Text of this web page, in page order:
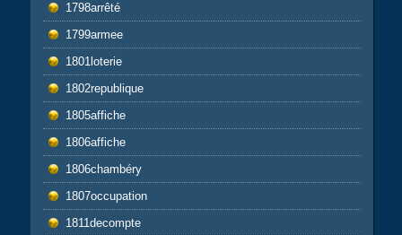
1798arrêté
1799armee
1801loterie
1802republique
1805affiche
1806affiche
1806chambéry
1807occupation
1811decompte